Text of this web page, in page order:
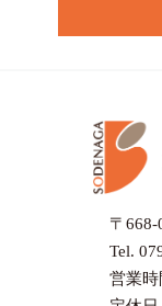
〒
Tel.
営業時